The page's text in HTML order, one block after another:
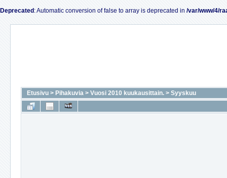
Deprecated : Automatic conversion of false to array is deprecated in /var/www/4/
Etusivu > Pihakuvia > Vuosi 2010 kuukausittain. > Syyskuu